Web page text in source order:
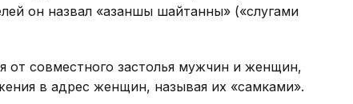
он назвал «азаншы шайтанның» («слугами
от совместного застолья мужчин и женщин,
в адрес женщин, называя их «самками».